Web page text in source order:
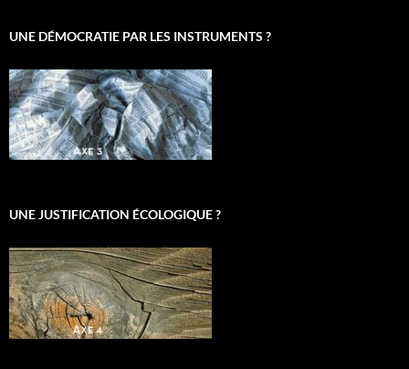
UNE DÉMOCRATIE PAR LES INSTRUMENTS ?
UNE JUSTIFICATION ÉCOLOGIQUE ?